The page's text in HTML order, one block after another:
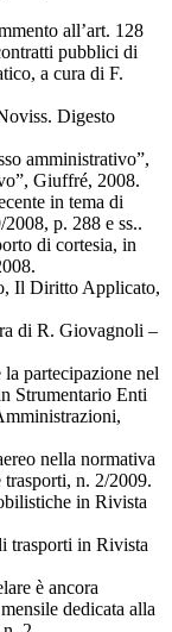
all’art. 128
pubblici di
a cura di F.
Digesto
amministrativo”,
Giuffré, 2008.
in tema di
p. 288 e ss..
di cortesia, in
Il Diritto Applicato,
di R. Giovagnoli –
partecipazione nel
Strumentario Enti
nella normativa
n. 2/2009.
in Rivista
trasporti in Rivista
è ancora
dedicata alla